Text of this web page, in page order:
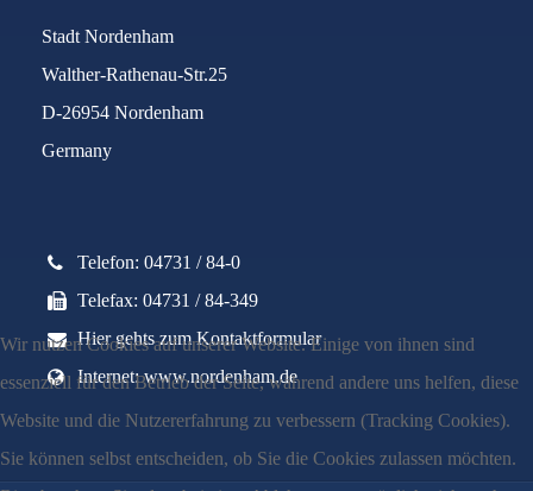
Stadt Nordenham
Walther-Rathenau-Str.25
D-26954 Nordenham
Germany
Telefon: 04731 / 84-0
Telefax: 04731 / 84-349
Hier gehts zum Kontaktformular
Internet: www.nordenham.de
Wir nutzen Cookies auf unserer Website. Einige von ihnen sind
essenziell für den Betrieb der Seite, während andere uns helfen, diese
Website und die Nutzererfahrung zu verbessern (Tracking Cookies).
Sie können selbst entscheiden, ob Sie die Cookies zulassen möchten.